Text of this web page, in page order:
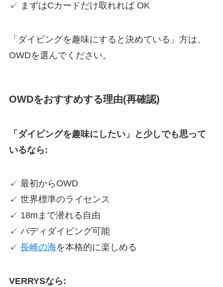
✓ まずはCカードだけ取れれば OK
「ダイビングを趣味にすると決めている」方は、
OWDを選んでください。
OWDをおすすめする理由(再確認)
「ダイビングを趣味にしたい」と少しでも思って
いるなら:
✓ 最初からOWD
✓ 世界標準のライセンス
✓ 18mまで潜れる自由
✓ バディダイビング可能
✓ 長崎の海を本格的に楽しめる
VERRYSなら: